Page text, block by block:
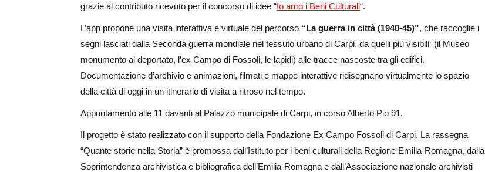
grazie al contributo ricevuto per il concorso di idee “Io amo i Beni Culturali“.
L’app propone una visita interattiva e virtuale del percorso “La guerra in città (1940-45)”, che raccoglie i
segni lasciati dalla Seconda guerra mondiale nel tessuto urbano di Carpi, da quelli più visibili (il Museo
monumento al deportato, l’ex Campo di Fossoli, le lapidi) alle tracce nascoste tra gli edifici.
Documentazione d’archivio e animazioni, filmati e mappe interattive ridisegnano virtualmente lo spazio
della città di oggi in un itinerario di visita a ritroso nel tempo.
Appuntamento alle 11 davanti al Palazzo municipale di Carpi, in corso Alberto Pio 91.
Il progetto è stato realizzato con il supporto della Fondazione Ex Campo Fossoli di Carpi. La rassegna
“Quante storie nella Storia” è promossa dall’Istituto per i beni culturali della Regione Emilia-Romagna, dalla
Soprintendenza archivistica e bibliografica dell’Emilia-Romagna e dall’Associazione nazionale archivisti